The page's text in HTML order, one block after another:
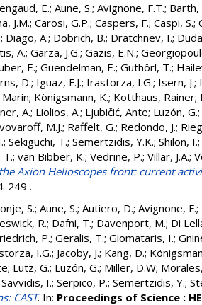
E.; Aune, S.; Avignone, F.T.; Barth,
J.M.; Carosi, G.P.; Caspers, F.; Caspi, S.;
; Diago, A.; Döbrich, B.; Dratchnev, I.;
A.; Garza, J.G.; Gazis, E.N.;
E.; Guendelman, E.; Guthörl, T.;
D.; Iguaz, F.J.; Irastorza, I.G.; Isern, J.;
; Königsmann, K.; Kotthaus, Rainer;
A.; Liolios, A.; Ljubičić, Ante; Luzón, G.;
M.J.; Raffelt, G.; Redondo, J.;
; Sekiguchi, T.; Semertzidis, Y.K.; Shilon, I.;
T.; van Bibber, K.; Vedrine, P.; Villar, J.A.;
Axion Helioscopes front: current
249 .
S.; Aune, S.; Autiero, D.; Avignone, F.;
R.; Dafni, T.; Davenport, M.; Di
P.; Geralis, T.; Giomataris, I.;
I.G.; Jacoby, J.; Kang, D.;
; Lutz, G.; Luzón, G.; Miller, D.W;
Savvidis, I.; Serpico, P.; Semertzidis, Y.;
CAST. In: Proceedings of Science :